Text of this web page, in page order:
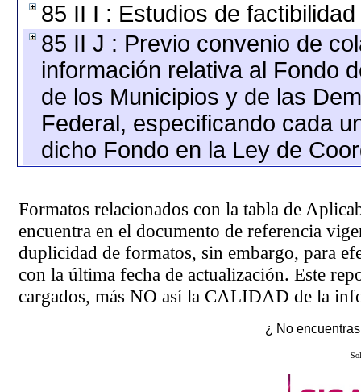
85 II I : Estudios de
85 II J : Previo convenio de
información relativa al Fondo
de los Municipios y de las
Federal, especificando cada
dicho Fondo en la Ley de
Formatos relacionados con la tabla de
encuentra en el documento de referencia
duplicidad de formatos, sin embargo, para
con la última fecha de actualización. Este
cargados, más NO así la CALIDAD de la
¿ No